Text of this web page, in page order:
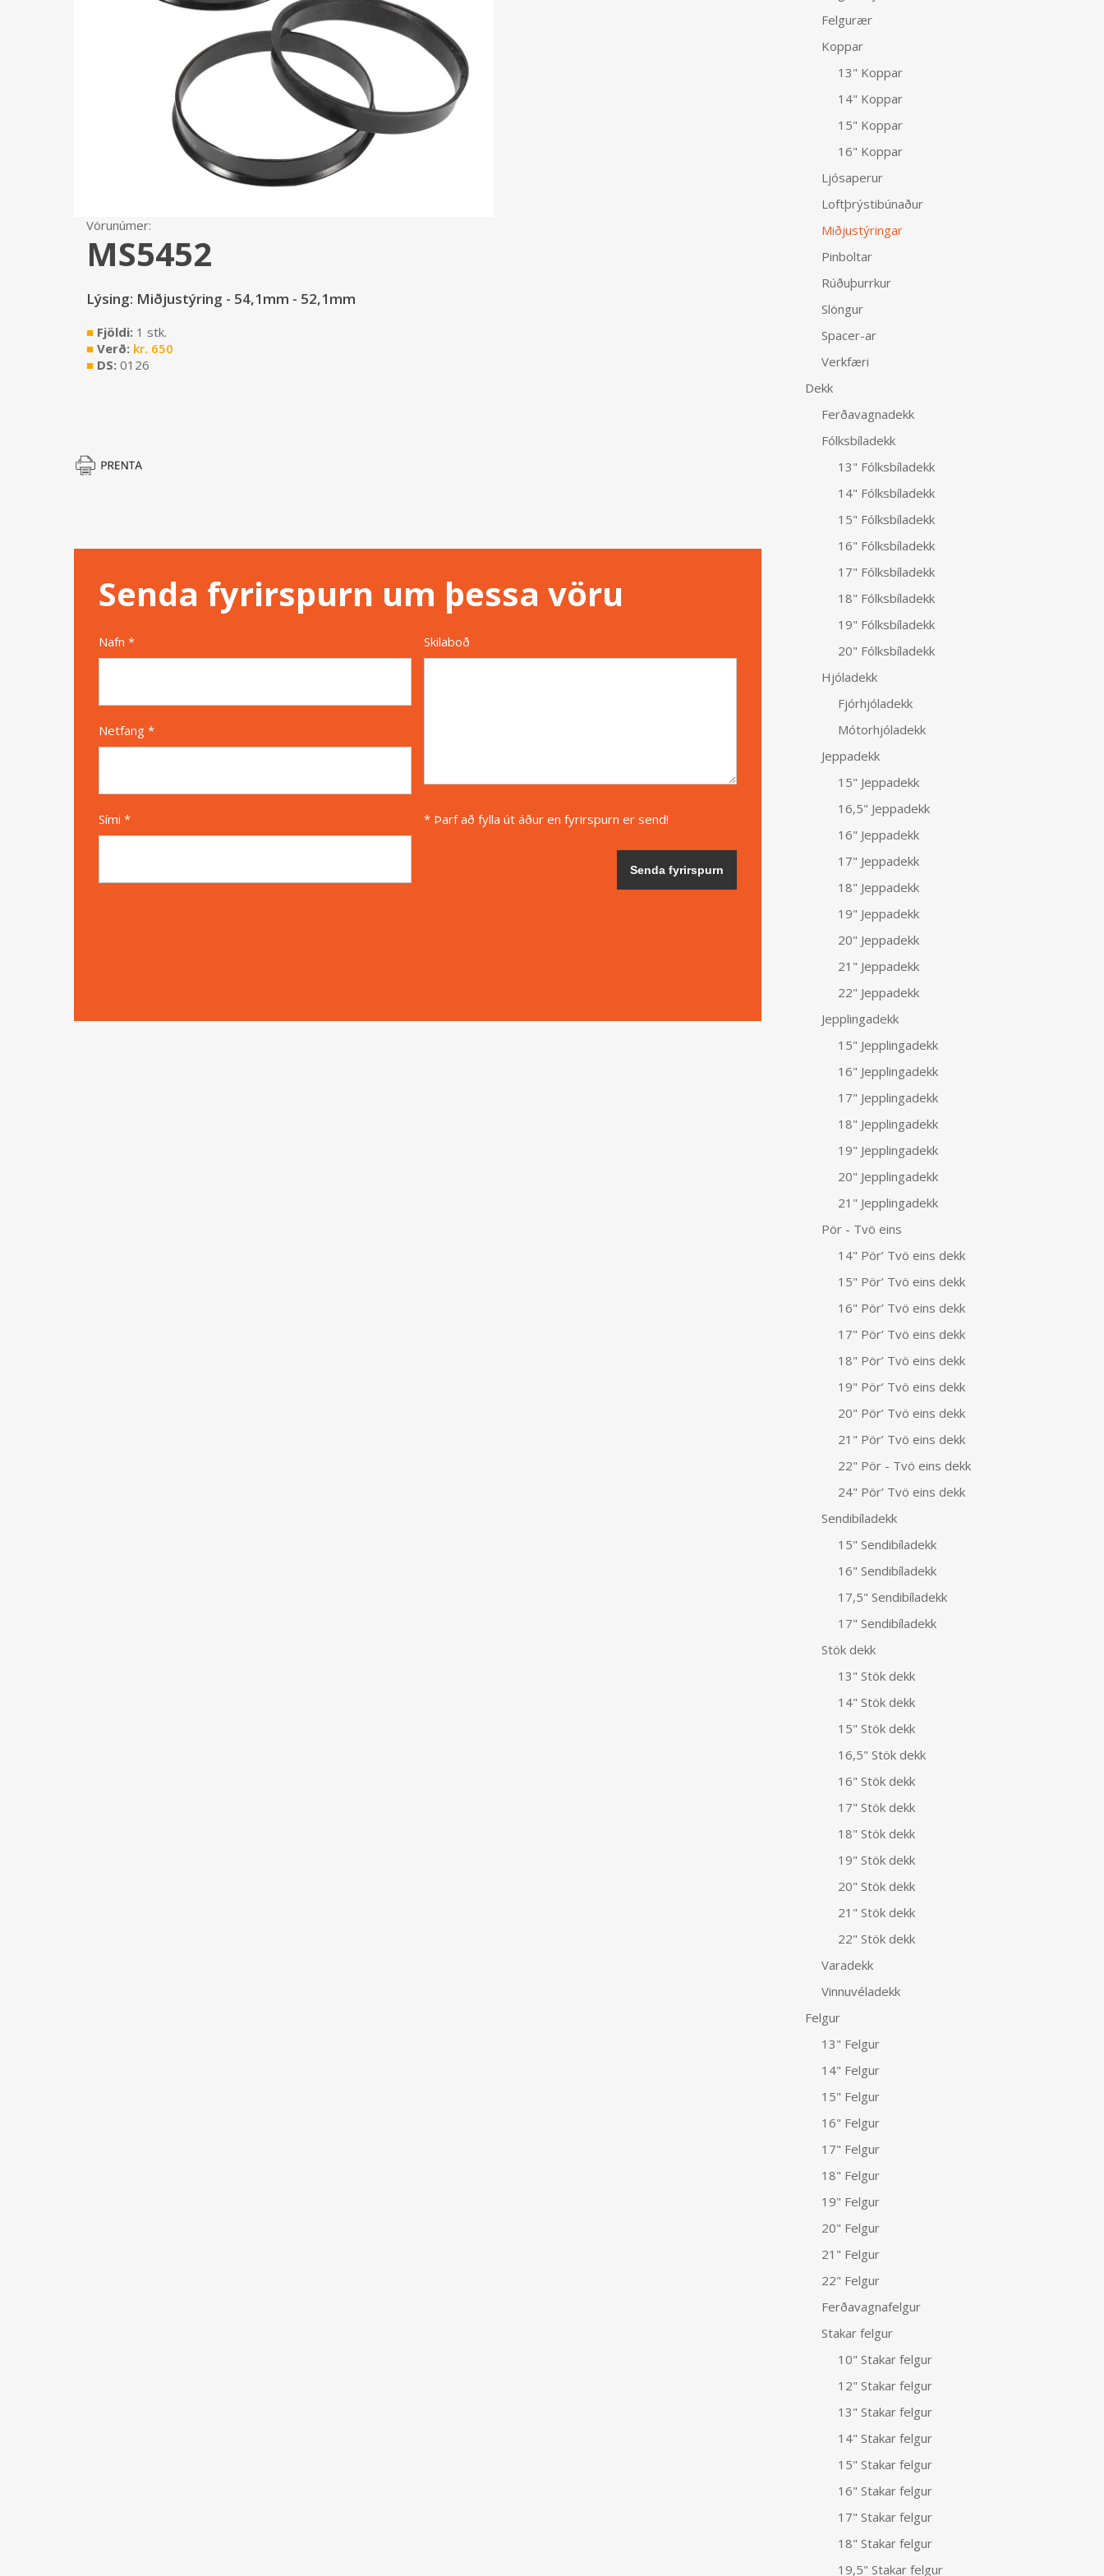
Vörunúmer:
MS5452
Lýsing: Miðjustýring - 54,1mm - 52,1mm
■ Fjöldi: 1 stk.
■ Verð: kr. 650
■ DS: 0126
Senda fyrirspurn um þessa vöru
Nafn *
Netfang *
Sími *
Skilaboð
* Þarf að fylla út áður en fyrirspurn er send!
Felgurær
Koppar
13" Koppar
14" Koppar
15" Koppar
16" Koppar
Ljósaperur
Loftþrýstibúnaður
Miðjustýringar
Pinboltar
Rúðuþurrkur
Slöngur
Spacer-ar
Verkfæri
Dekk
Ferðavagnadekk
Fólksbíladekk
13" Fólksbíladekk
14" Fólksbíladekk
15" Fólksbíladekk
16" Fólksbíladekk
17" Fólksbíladekk
18" Fólksbíladekk
19" Fólksbíladekk
20" Fólksbíladekk
Hjóladekk
Fjórhjóladekk
Mótorhjóladekk
Jeppadekk
15" Jeppadekk
16,5" Jeppadekk
16" Jeppadekk
17" Jeppadekk
18" Jeppadekk
19" Jeppadekk
20" Jeppadekk
21" Jeppadekk
22" Jeppadekk
Jepplingadekk
15" Jepplingadekk
16" Jepplingadekk
17" Jepplingadekk
18" Jepplingadekk
19" Jepplingadekk
20" Jepplingadekk
21" Jepplingadekk
Pör - Tvö eins
14" Pör’ Tvö eins dekk
15" Pör’ Tvö eins dekk
16" Pör’ Tvö eins dekk
17" Pör’ Tvö eins dekk
18" Pör’ Tvö eins dekk
19" Pör’ Tvö eins dekk
20" Pör’ Tvö eins dekk
21" Pör’ Tvö eins dekk
22" Pör - Tvö eins dekk
24" Pör’ Tvö eins dekk
Sendibíladekk
15" Sendibíladekk
16" Sendibíladekk
17,5" Sendibíladekk
17" Sendibíladekk
Stök dekk
13" Stök dekk
14" Stök dekk
15" Stök dekk
16,5" Stök dekk
16" Stök dekk
17" Stök dekk
18" Stök dekk
19" Stök dekk
20" Stök dekk
21" Stök dekk
22" Stök dekk
Varadekk
Vinnuvéladekk
Felgur
13" Felgur
14" Felgur
15" Felgur
16" Felgur
17" Felgur
18" Felgur
19" Felgur
20" Felgur
21" Felgur
22" Felgur
Ferðavagnafelgur
Stakar felgur
10" Stakar felgur
12" Stakar felgur
13" Stakar felgur
14" Stakar felgur
15" Stakar felgur
16" Stakar felgur
17" Stakar felgur
18" Stakar felgur
19,5" Stakar felgur